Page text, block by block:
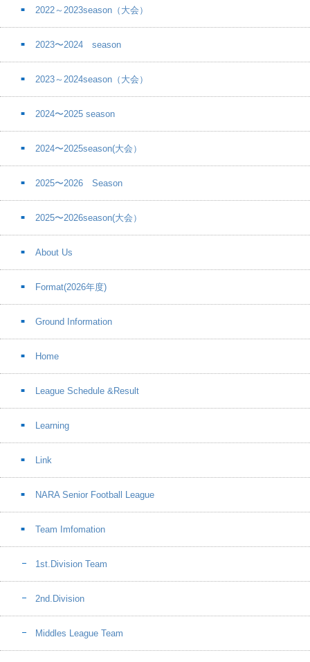
2022～2023season（大会）
2023〜2024 season
2023～2024season（大会）
2024〜2025 season
2024〜2025season(大会）
2025〜2026 Season
2025〜2026season(大会）
About Us
Format(2026年度)
Ground Information
Home
League Schedule &Result
Learning
Link
NARA Senior Football League
Team Imfomation
1st.Division Team
2nd.Division
Middles League Team